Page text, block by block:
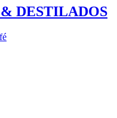
DESTILADOS